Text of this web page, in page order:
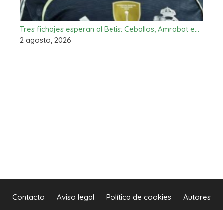
Tres fichajes esperan al Betis: Ceballos, Amrabat e…
2 agosto, 2026
Contacto Aviso legal Política de cookies
Autores